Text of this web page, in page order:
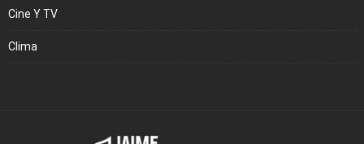
Cine Y TV
Clima